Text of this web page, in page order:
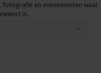
en evenementen waar
is.